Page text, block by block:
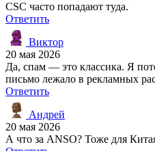
CSC часто попадают туда.
Ответить
Виктор
20 мая 2026
Да, спам — это классика. Я
письмо лежало в рекламных
Ответить
Андрей
20 мая 2026
А что за ANSO? Тоже для